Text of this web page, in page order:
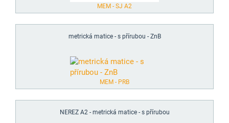
MEM - SJ A2
metrická matice - s přírubou - ZnB
MEM - PRB
NEREZ A2 - metrická matice - s přírubou